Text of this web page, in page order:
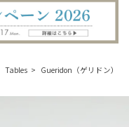
Tables Gueridon（ゲリドン）